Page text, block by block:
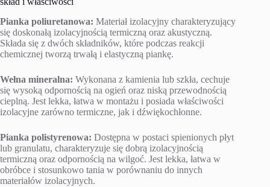
Pianka poliuretanowa: Materiał izolacyjny charakteryzujący
się doskonałą izolacyjnością termiczną oraz akustyczną.
Składa się z dwóch składników, które podczas reakcji
chemicznej tworzą trwałą i elastyczną piankę.
Wełna mineralna: Wykonana z kamienia lub szkła, cechuje
się wysoką odpornością na ogień oraz niską przewodnością
cieplną. Jest lekka, łatwa w montażu i posiada właściwości
izolacyjne zarówno termiczne, jak i dźwiękochłonne.
Pianka polistyrenowa: Dostępna w postaci spienionych płyt
lub granulatu, charakteryzuje się dobrą izolacyjnością
termiczną oraz odpornością na wilgoć. Jest lekka, łatwa w
obróbce i stosunkowo tania w porównaniu do innych
materiałów izolacyjnych.